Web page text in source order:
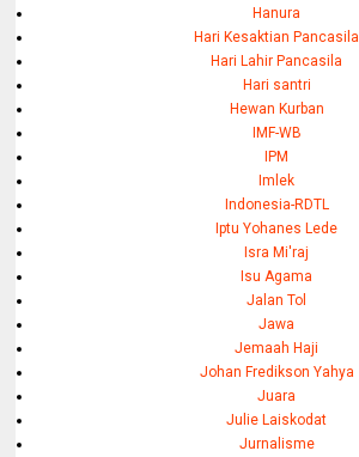
Hanura
Hari Kesaktian Pancasila
Hari Lahir Pancasila
Hari santri
Hewan Kurban
IMF-WB
IPM
Imlek
Indonesia-RDTL
Iptu Yohanes Lede
Isra Mi'raj
Isu Agama
Jalan Tol
Jawa
Jemaah Haji
Johan Fredikson Yahya
Juara
Julie Laiskodat
Jurnalisme